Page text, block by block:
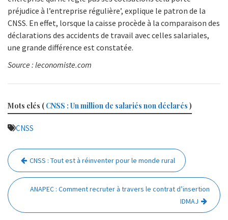
préjudice à l’entreprise régulière’, explique le patron de la
CNSS. En effet, lorsque la caisse procède à la comparaison des
déclarations des accidents de travail avec celles salariales,
une grande différence est constatée.
Source : leconomiste.com
Mots clés ( CNSS : Un million de salariés non déclarés )
CNSS
Navigation
de
l’article
CNSS : Tout est à réinventer pour le monde rural
ANAPEC : Comment recruter à travers le contrat d’insertion
IDMAJ